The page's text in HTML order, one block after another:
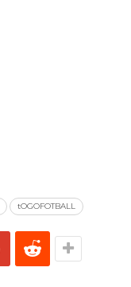
tOGOFOTBALL